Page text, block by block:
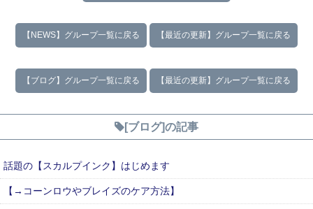
【NEWS】グループ一覧に戻る 【最近の更新】グループ一覧に戻る
【ブログ】グループ一覧に戻る 【最近の更新】グループ一覧に戻る
[ブログ]の記事
話題の【スカルプインク】はじめます
【→コーンロウやブレイズのケア方法】